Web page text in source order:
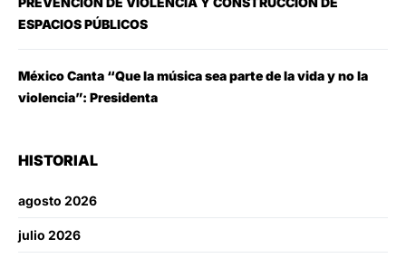
ESPACIOS PÚBLICOS
México Canta “Que la música sea parte de la vida y no la
violencia”: Presidenta
HISTORIAL
agosto 2026
julio 2026